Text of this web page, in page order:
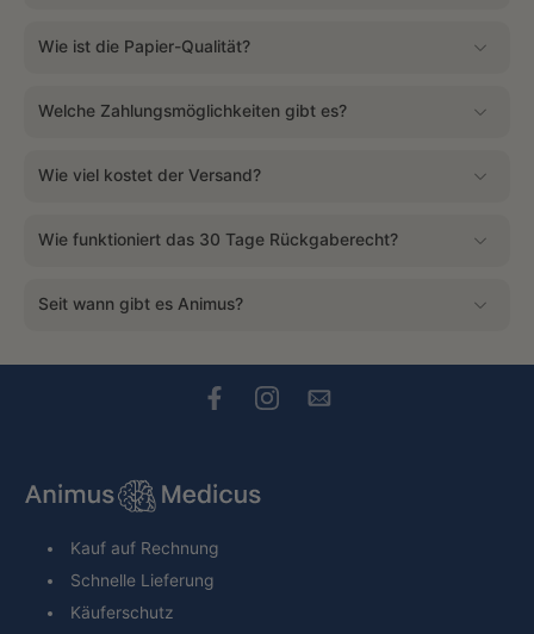
Wie ist die Papier-Qualität?
Welche Zahlungsmöglichkeiten gibt es?
Wie viel kostet der Versand?
Wie funktioniert das 30 Tage Rückgaberecht?
Seit wann gibt es Animus?
Kauf auf Rechnung
Schnelle Lieferung
Käuferschutz